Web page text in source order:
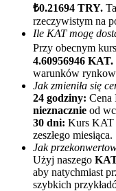
Polecaj
Zaproś
BTC Welcome Rewards
₺0.21694 TRY.
rzeczywistym na
Ile KAT mogę
Przy obecnym
4.60956946 KAT.
warunków
Jak zmieniła się
24 godziny: Cena
nieznacznie od
30 dni: Kurs KAT
zeszłego miesiąca.
Jak
Użyj naszego
aby natychmiast
szybkich